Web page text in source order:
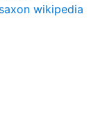
wikipedia